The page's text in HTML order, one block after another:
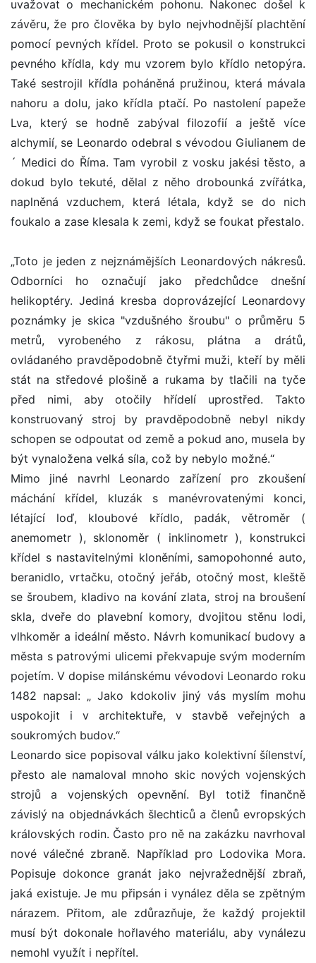
uvažovat o mechanickém pohonu. Nakonec došel k
závěru, že pro člověka by bylo nejvhodnější plachtění
pomocí pevných křídel. Proto se pokusil o konstrukci
pevného křídla, kdy mu vzorem bylo křídlo netopýra.
Také sestrojil křídla poháněná pružinou, která mávala
nahoru a dolu, jako křídla ptačí. Po nastolení papeže
Lva, který se hodně zabýval filozofií a ještě více
alchymií, se Leonardo odebral s vévodou Giulianem de
´ Medici do Říma. Tam vyrobil z vosku jakési těsto, a
dokud bylo tekuté, dělal z něho drobounká zvířátka,
naplněná vzduchem, která létala, když se do nich
foukalo a zase klesala k zemi, když se foukat přestalo.
„Toto je jeden z nejznámějších Leonardových nákresů.
Odborníci ho označují jako předchůdce dnešní
helikoptéry. Jediná kresba doprovázející Leonardovy
poznámky je skica "vzdušného šroubu" o průměru 5
metrů, vyrobeného z rákosu, plátna a drátů,
ovládaného pravděpodobně čtyřmi muži, kteří by měli
stát na středové plošině a rukama by tlačili na tyče
před nimi, aby otočily hřídelí uprostřed. Takto
konstruovaný stroj by pravděpodobně nebyl nikdy
schopen se odpoutat od země a pokud ano, musela by
být vynaložena velká síla, což by nebylo možné.“
Mimo jiné navrhl Leonardo zařízení pro zkoušení
máchání křídel, kluzák s manévrovatenými konci,
létající loď, kloubové křídlo, padák, větroměr (
anemometr ), sklonoměr ( inklinometr ), konstrukci
křídel s nastavitelnými kloněními, samopohonné auto,
beranidlo, vrtačku, otočný jeřáb, otočný most, kleště
se šroubem, kladivo na kování zlata, stroj na broušení
skla, dveře do plavební komory, dvojitou stěnu lodi,
vlhkoměr a ideální město. Návrh komunikací budovy a
města s patrovými ulicemi překvapuje svým moderním
pojetím. V dopise milánskému vévodovi Leonardo roku
1482 napsal: „ Jako kdokoliv jiný vás myslím mohu
uspokojit i v architektuře, v stavbě veřejných a
soukromých budov.“
Leonardo sice popisoval válku jako kolektivní šílenství,
přesto ale namaloval mnoho skic nových vojenských
strojů a vojenských opevnění. Byl totiž finančně
závislý na objednávkách šlechticů a členů evropských
královských rodin. Často pro ně na zakázku navrhoval
nové válečné zbraně. Například pro Lodovika Mora.
Popisuje dokonce granát jako nejvražednější zbraň,
jaká existuje. Je mu připsán i vynález děla se zpětným
nárazem. Přitom, ale zdůrazňuje, že každý projektil
musí být dokonale hořlavého materiálu, aby vynálezu
nemohl využít i nepřítel.